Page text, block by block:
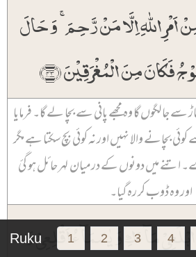
Ruku 1 2 3 4
اللّٰہِ اِلَّا مَنۡ رَّحِمَ ۚ وَ حَالَ
فَکَانَ مِنَ الۡمُغۡرَقِیۡنَ ﴿۴۳﴾
جا لگوں گا وہ مجھے پانی سے بچا لے گا۔ فرمایا
بچانے والا نہیں اور نہ کوئی بچ سکتا ہے مگر
اتنے میں دونوں کے درمیان لہر حائل ہو گئ
اور وہ ڈوب کر رہ گیا۔
مَآءَکِ وَ یٰسَمَآءُ اَقۡلِعِیۡ وَ